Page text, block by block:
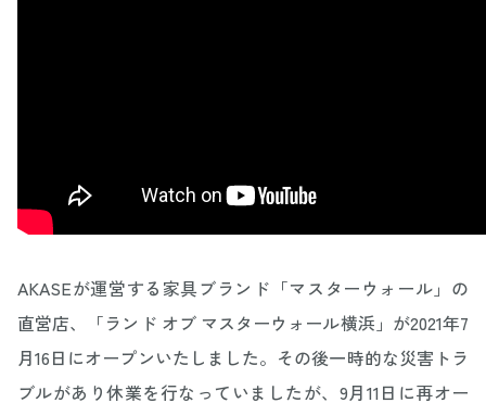
AKASEが運営する家具ブランド「マスターウォール」の
直営店、「ランド オブ マスターウォール横浜」が2021年7
月16日にオープンいたしました。その後一時的な災害トラ
ブルがあり休業を行なっていましたが、9月11日に再オー